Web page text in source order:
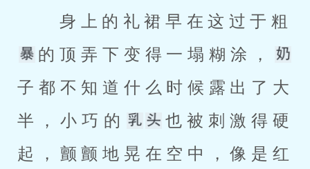
身上的礼裙早在这过于粗
的顶弄下变得一塌糊涂，
子都不知道什么时候露出了大
半，小巧的
也被刺激得硬
起，颤颤地晃在空中，像是红